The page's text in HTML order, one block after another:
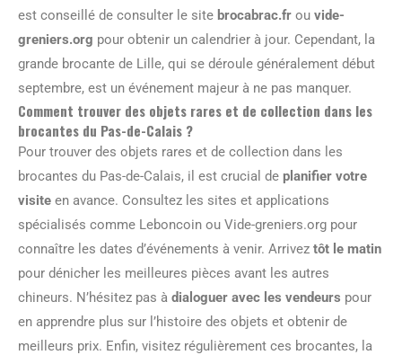
est conseillé de consulter le site brocabrac.fr ou vide-
greniers.org pour obtenir un calendrier à jour. Cependant, la
grande brocante de Lille, qui se déroule généralement début
septembre, est un événement majeur à ne pas manquer.
Comment trouver des objets rares et de collection dans les
brocantes du Pas-de-Calais ?
Pour trouver des objets rares et de collection dans les
brocantes du Pas-de-Calais, il est crucial de planifier votre
visite en avance. Consultez les sites et applications
spécialisés comme Leboncoin ou Vide-greniers.org pour
connaître les dates d’événements à venir. Arrivez tôt le matin
pour dénicher les meilleures pièces avant les autres
chineurs. N’hésitez pas à dialoguer avec les vendeurs pour
en apprendre plus sur l’histoire des objets et obtenir de
meilleurs prix. Enfin, visitez régulièrement ces brocantes, la